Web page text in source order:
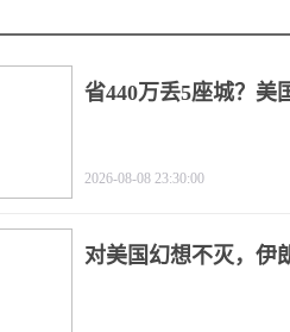
省440万丢5座城？美
2026-08-08 23:30:00
对美国幻想不灭，伊